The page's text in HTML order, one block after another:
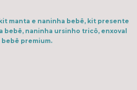
manta e naninha bebê, kit presente
bebê, naninha ursinho tricô, enxoval
bebê premium.